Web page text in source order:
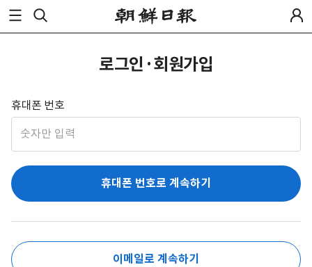
로그인·회원가입
휴대폰 번호
휴대폰 번호로 계속하기
이메일로 계속하기